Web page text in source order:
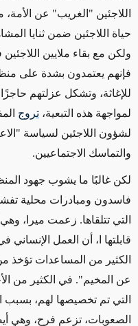
اللاجئين "الغريب" عن الأمة،
حياة اللاجئين ضمن ثنايا
ولكن مع بقاء ملايين
فإنهم يعتمدون بشدة على
للإغاثة، وتشكل عزلتهم
لمواجهة هذه التبعية، تروج
لشؤون اللاجئين لسياسة
والتماسك الاجتماعيين.
لكن غالبًا ما يشوب جهود
فاسدون ومبادرات محلية
التي تتلقاها. زعمت ميرا،
قابلتها ا، أن العمل
الكثير من المساعدات تؤخذ
عن المخيم". في الكثير من
التي تم تخصيصها لهم، بسبب
الصعوبات، تزعم فرح، وهي